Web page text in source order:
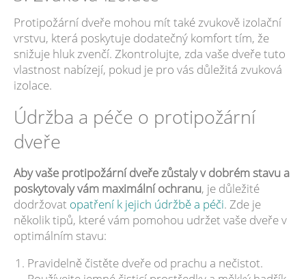
Protipožární dveře mohou mít také zvukově izolační
vrstvu, která poskytuje dodatečný komfort tím, že
snižuje hluk zvenčí. Zkontrolujte, zda vaše dveře tuto
vlastnost nabízejí, pokud je pro vás důležitá zvuková
izolace.
Údržba a péče o protipožární
dveře
Aby vaše protipožární dveře zůstaly v dobrém stavu a
poskytovaly vám maximální ochranu, je důležité
dodržovat opatření k jejich údržbě a péči. Zde je
několik tipů, které vám pomohou udržet vaše dveře v
optimálním stavu:
Pravidelně čistěte dveře od prachu a nečistot.